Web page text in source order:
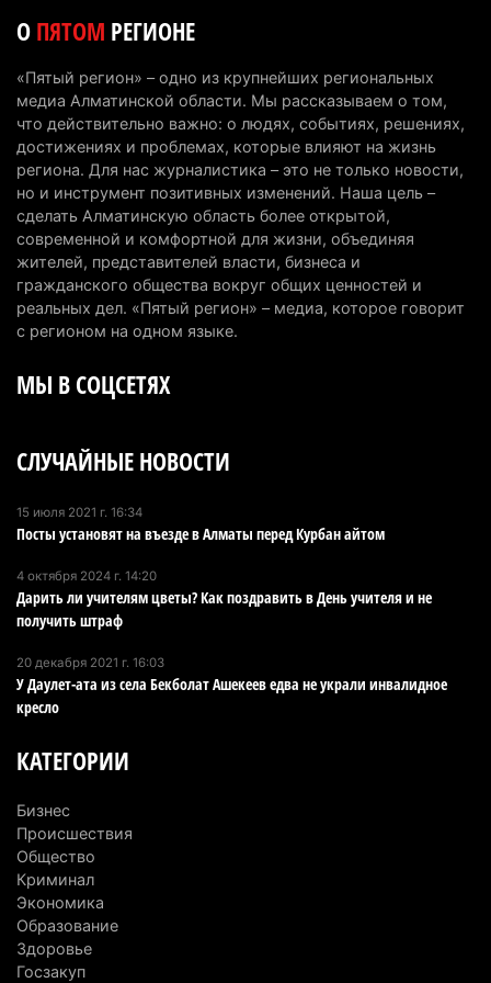
мировом рейтинге благополучия
Казахстан может начать выпуск экологичного
топлива для самолетов: пилотный проект
запустят в Алатау
5 августа 2026 г. 12:32 197
Туриста с тяжелыми травмами эвакуировали в
горах Алматинской области после камнепада
5 августа 2026 г. 11:23 165
Алматинской области, судят спустя год после
катеров для Formula-1 H2O и откроют академию
пилотов
В Alatau City Authority назначили нового
4 августа 2026 г. 20:22
Партия «Әділет» предложила превратить
рабочих мест
В Алматинской области назначили нового
председателя административного суда
4 августа 2026 г. 14:29
В Алматинской области второй день не могут
потушить пожар в Аксайском ущелье
ОПЯТОМ РЕГИОНЕ
«Пятый регион» – одно из крупнейших региональных
медиа Алматинской области. Мы рассказываем о том,
что действительно важно: о людях, событиях, решениях,
достижениях и проблемах, которые влияют на жизнь
региона. Для нас журналистика – это не только новости,
но и инструмент позитивных изменений. Наша цель –
сделать Алматинскую область более открытой,
современной и комфортной для жизни, объединяя
жителей, представителей власти, бизнеса и
гражданского общества вокруг общих ценностей и
реальных дел. «Пятый регион» – медиа, которое говорит
с регионом на одном языке.
МЫ В СОЦСЕТЯХ
СЛУЧАЙНЫЕ НОВОСТИ
15 июля 2021 г. 16:34
Посты установят на въезде в Алматы перед Курбан айтом
4 октября 2024 г. 14:20
Дарить ли учителям цветы? Как поздравить в День учителя и не
получить штраф
20 декабря 2021 г. 16:03
У Даулет-ата из села Бекболат Ашекеев едва не украли инвалидное
кресло
КАТЕГОРИИ
Бизнес
Происшествия
Общество
Криминал
Экономика
Образование
Здоровье
Госзакуп